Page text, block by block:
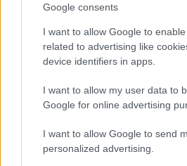
Google consents
I want to allow Google to
related to advertising like
device identifiers in apps.
I want to allow my user data to
Google for online advertising
I want to allow Google to send
personalized advertising.
LIFESTYLE